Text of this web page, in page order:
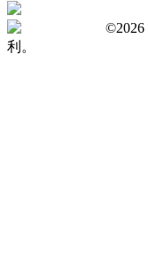
©2026
利。